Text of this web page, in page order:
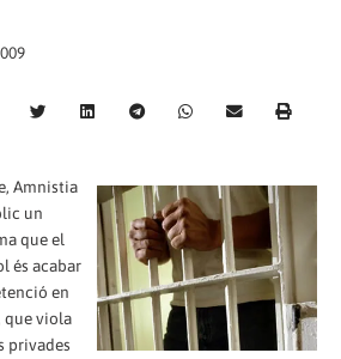
Amnistia
un
que el
és acabar
en
que viola
privades